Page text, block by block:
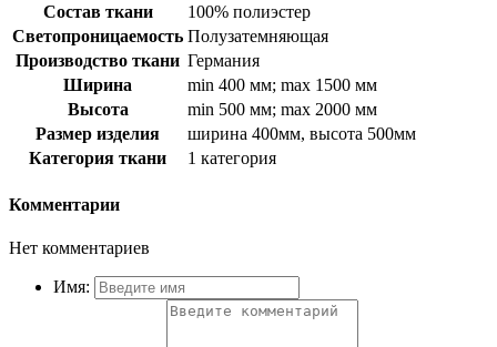
Состав ткани
100% полиэстер
Светопроницаемость Полузатемняющая
Производство ткани Германия
Ширина
min 400 мм; max 1500 мм
Высота
min 500 мм; max 2000 мм
Размер изделия
ширина 400мм, высота 500мм
Категория ткани
1 категория
Комментарии
Нет комментариев
Имя: